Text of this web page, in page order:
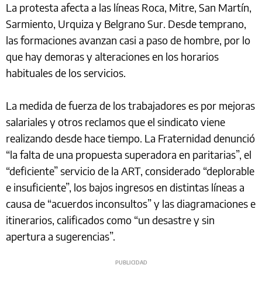
La protesta afecta a las líneas Roca, Mitre, San Martín,
Sarmiento, Urquiza y Belgrano Sur. Desde temprano,
las formaciones avanzan casi a paso de hombre, por lo
que hay demoras y alteraciones en los horarios
habituales de los servicios.
La medida de fuerza de los trabajadores es por mejoras
salariales y otros reclamos que el sindicato viene
realizando desde hace tiempo. La Fraternidad denunció
“la falta de una propuesta superadora en paritarias”, el
“deficiente” servicio de la ART, considerado “deplorable
e insuficiente”, los bajos ingresos en distintas líneas a
causa de “acuerdos inconsultos” y las diagramaciones e
itinerarios, calificados como “un desastre y sin
apertura a sugerencias”.